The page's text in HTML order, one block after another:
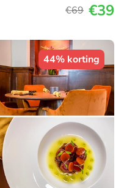
€69 €39
44% korting